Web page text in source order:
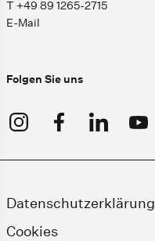
T +49 89 1265-2715
E-Mail
Folgen Sie uns
Datenschutzerklärung
Cookies